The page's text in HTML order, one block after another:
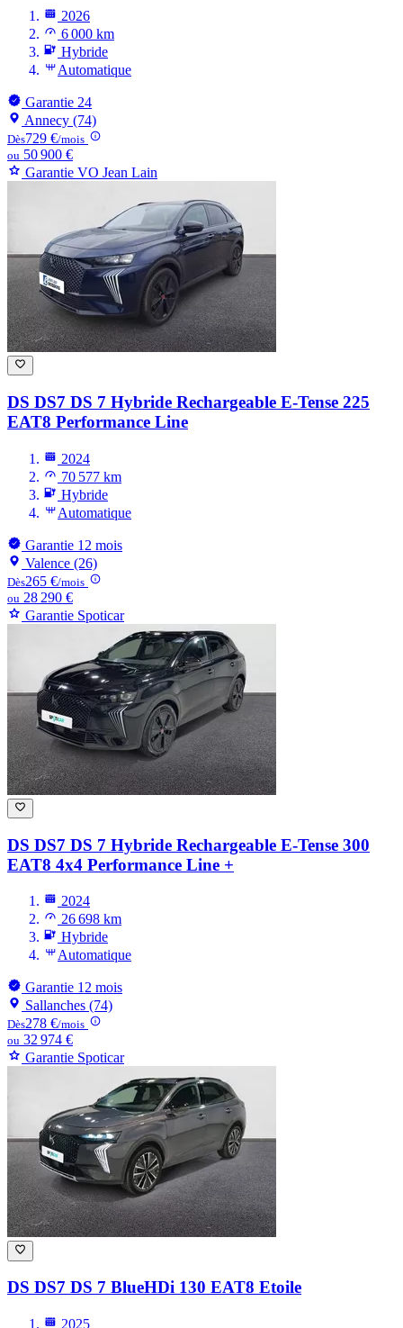
2026
6 000 km
Hybride
Automatique
Garantie 24
Annecy (74)
Dès729 €/mois
ou 50 900 €
Garantie VO Jean Lain
DS DS7 DS 7 Hybride Rechargeable E-Tense 225
EAT8 Performance Line
2024
70 577 km
Hybride
Automatique
Garantie 12 mois
Valence (26)
Dès265 €/mois
ou 28 290 €
Garantie Spoticar
DS DS7 DS 7 Hybride Rechargeable E-Tense 300
EAT8 4x4 Performance Line +
2024
26 698 km
Hybride
Automatique
Garantie 12 mois
Sallanches (74)
Dès278 €/mois
ou 32 974 €
Garantie Spoticar
DS DS7 DS 7 BlueHDi 130 EAT8 Etoile
2025